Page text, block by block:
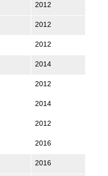
2012
2012
2012
2014
2012
2014
2012
2016
2016